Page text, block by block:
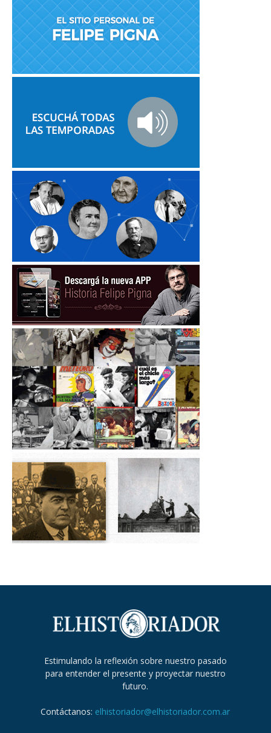
Estimulando la reflexión sobre nuestro pasado
para entender el presente y proyectar nuestro
futuro.
Contáctanos: elhistoriador@elhistoriador.com.ar